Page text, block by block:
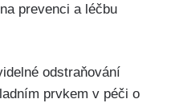
prevenci a léčbu
odstraňování
prvkem v péči ​o